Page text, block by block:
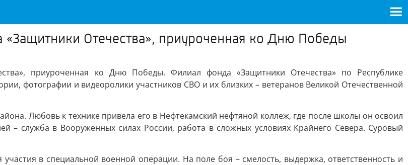
Отечества», приуроченная ко Дню Победы
приуроченная ко Дню Победы. Филиал фонда «Защитники Отечества» по Республике
фотографии и видеоролики участников СВО и их близких – ветеранов Великой Отечественной
Любовь к технике привела его в Нефтекамский нефтяной коллеж, где после школы он освоил
– служба в Вооруженных силах России, работа в сложных условиях Крайнего Севера. Суровый
в специальной военной операции. На поле боя – смелость, выдержка, ответственность и